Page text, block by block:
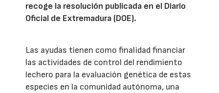
recoge la resolución publicada en el Diario
Oficial de Extremadura (DOE).
Las ayudas tienen como finalidad financiar
las actividades de control del rendimiento
lechero para la evaluación genética de estas
especies en la comunidad autónoma, una